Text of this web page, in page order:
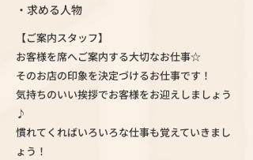
・求める人物
【ご案内スタッフ】
お客様を席へご案内する大切なお仕事☆
そのお店の印象を決定づけるお仕事です！
気持ちのいい挨拶でお客様をお迎えしましょう
♪
慣れてくればいろいろな仕事も覚えていきまし
ょう！